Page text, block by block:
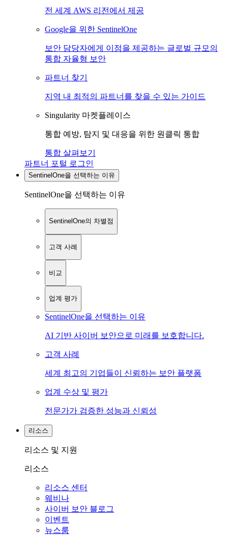
전 세계 AWS 리전에서 제공
Google을 위한 SentinelOne
보안 담당자에게 이점을 제공하는 글로벌 규모의
통합 자율형 보안
파트너 찾기
지역 내 최적의 파트너를 찾을 수 있는 가이드
Singularity 마켓플레이스
통합 예방, 탐지 및 대응을 위한 원클릭 통합
통합 살펴보기
파트너 포털 로그인
SentinelOne을 선택하는 이유
SentinelOne을 선택하는 이유
SentinelOne의 차별점
고객 사례
비교
업계 평가
SentinelOne을 선택하는 이유
AI 기반 사이버 보안으로 미래를 보호합니다.
고객 사례
세계 최고의 기업들이 신뢰하는 보안 플랫폼
업계 수상 및 평가
전문가가 검증한 성능과 신뢰성
리소스
리소스 및 지원
리소스
리소스 센터
웨비나
사이버 보안 블로그
이벤트
뉴스룸